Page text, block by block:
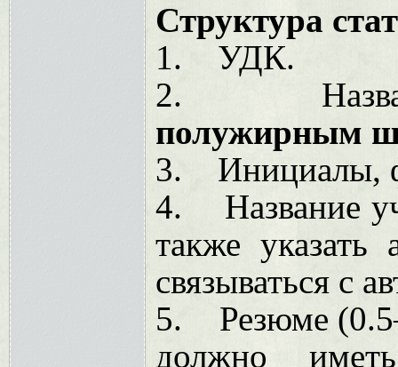
Структура
1. УДК.
2.
полужирным
3. Инициалы,
4. Название
также
связываться с
5. Резюме
должно